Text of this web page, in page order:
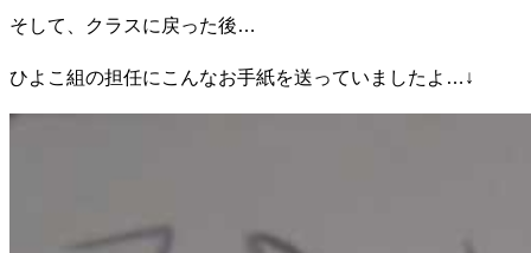
そして、クラスに戻った後…
ひよこ組の担任にこんなお手紙を送っていましたよ…↓